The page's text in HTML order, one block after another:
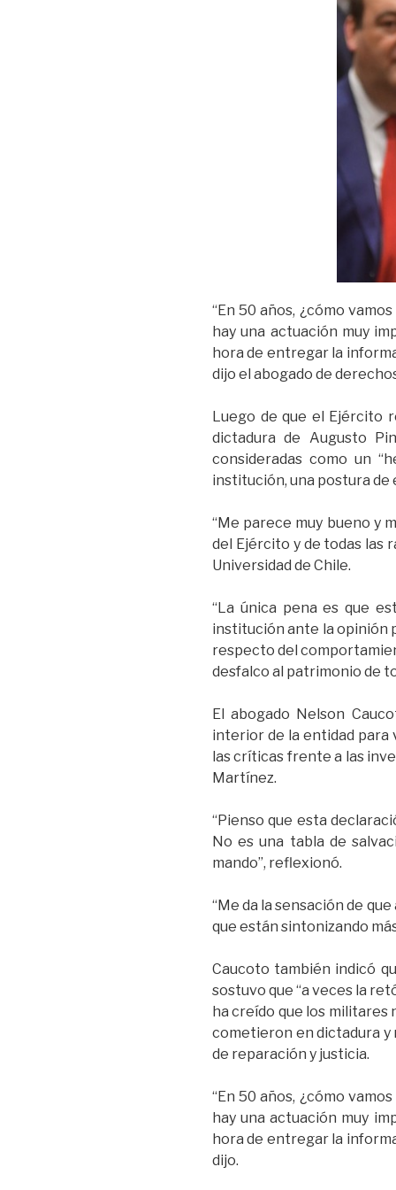
“En 50 años, ¿cómo
hay una actuación muy
hora de entregar la
dijo el abogado de
Luego de que el Ejército
dictadura de Augusto
consideradas como un
institución, una postura
“Me parece muy bueno y
del Ejército y de todas las
Universidad de Chile.
“La única pena es que
institución ante la opinión
respecto del
desfalco al patrimonio de
El abogado Nelson
interior de la entidad para
las críticas frente a las
Martínez.
“Pienso que esta
No es una tabla de
mando”, reflexionó.
“Me da la sensación de
que están sintonizando
Caucoto también indicó
sostuvo que “a veces la
ha creído que los militares
cometieron en dictadura y
de reparación y justicia.
“En 50 años, ¿cómo
hay una actuación muy
hora de entregar la
dijo.